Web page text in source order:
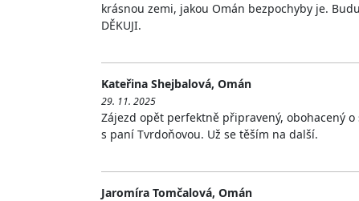
krásnou zemi, jakou Omán bezpochyby je.
DĚKUJI.
Kateřina Shejbalová, Omán
29. 11. 2025
Zájezd opět perfektně připravený, obohacený
s paní Tvrdoňovou. Už se těším na další.
Jaromíra Tomčalová, Omán